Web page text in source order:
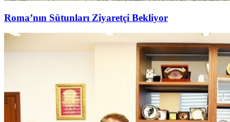
Roma’nın Sütunları Ziyaretçi Bekliyor